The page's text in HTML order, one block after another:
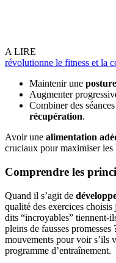
A LIRE
révolutionne le fitness et la
Maintenir une
Augmenter
Combiner des séances
récupération.
Avoir une alimentation
cruciaux pour maximiser les
Comprendre les
Quand il s’agit de
qualité des exercices
dits “incroyables” tiennent-
pleins de fausses
mouvements pour voir s’ils
programme d’entraînement.